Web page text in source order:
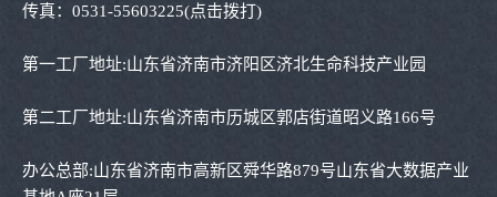
传真： 0531-55603225(点击拨打)
第一工厂地址:山东省济南市济阳区济北生命科技产业园
第二工厂地址:山东省济南市历城区郭店街道昭义路166号
办公总部:山东省济南市高新区舜华路879号山东省大数据产业